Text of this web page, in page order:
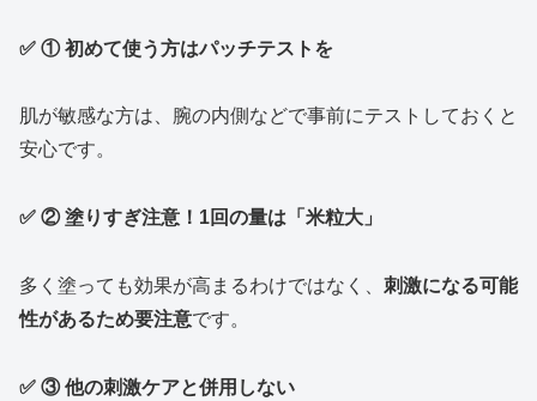
✅ ① 初めて使う方はパッチテストを
肌が敏感な方は、腕の内側などで事前にテストしておくと
安心です。
✅ ② 塗りすぎ注意！1回の量は「米粒大」
多く塗っても効果が高まるわけではなく、 刺激になる可能
性があるため要注意です。
✅ ③ 他の刺激ケアと併用しない